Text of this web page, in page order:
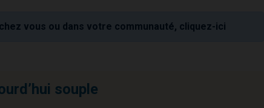
vous ou dans votre communauté, cliquez-ici
souple